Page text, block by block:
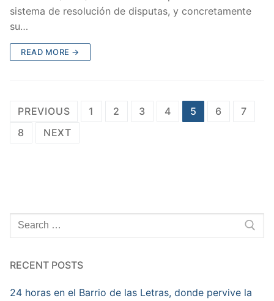
sistema de resolución de disputas, y concretamente
su…
READ MORE →
Posts
navigation
PREVIOUS 1 2 3 4 5 6
7
8
NEXT
Search
for:
RECENT POSTS
24 horas en el Barrio de las Letras, donde pervive la